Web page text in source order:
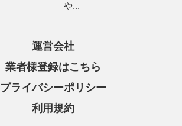
や...
運営会社
業者様登録はこちら
プライバシーポリシー
利用規約